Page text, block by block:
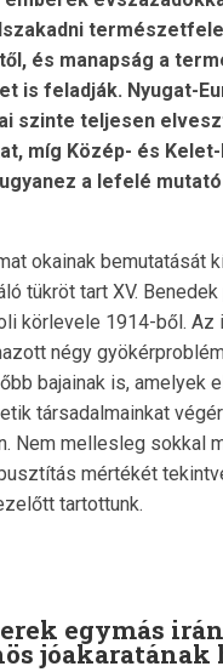
és manapság a
is feladják. Nyugat-
szinte teljesen
míg Közép- és Kelet-
a lefelé
okainak bemutatását
tükröt tart XV. Benedek
körlevele 1914-ből. Az
négy
bajainak is, amelyek
társadalmainkat
Nem mellesleg sokkal
mértékét
tartottunk.
egymás
jóakaratának